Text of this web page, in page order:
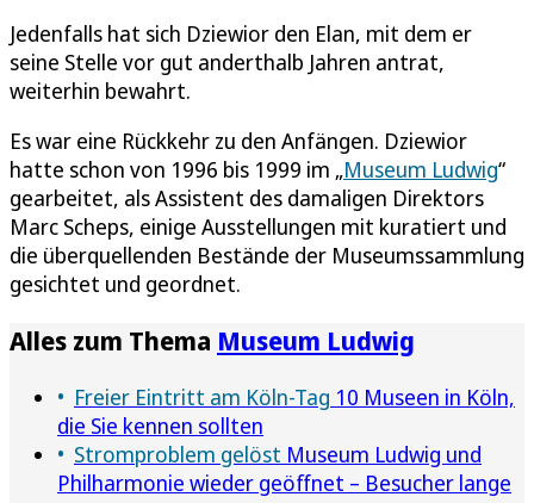
Jedenfalls hat sich Dziewior den Elan, mit dem er
seine Stelle vor gut anderthalb Jahren antrat,
weiterhin bewahrt.
Es war eine Rückkehr zu den Anfängen. Dziewior
hatte schon von 1996 bis 1999 im „Museum Ludwig“
gearbeitet, als Assistent des damaligen Direktors
Marc Scheps, einige Ausstellungen mit kuratiert und
die überquellenden Bestände der Museumssammlung
gesichtet und geordnet.
Alles zum Thema Museum Ludwig
Freier Eintritt am Köln-Tag 10 Museen in Köln,
die Sie kennen sollten
Stromproblem gelöst Museum Ludwig und
Philharmonie wieder geöffnet – Besucher lange